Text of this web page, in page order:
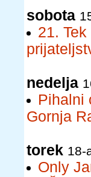
sobota
21. Tek
nedelja
Pihalni
Gornja
torek 18-
Only